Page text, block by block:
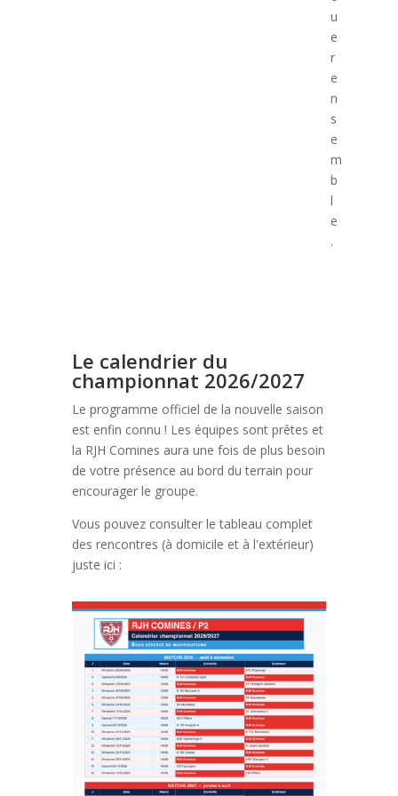
u
e
r
e
n
s
e
m
b
l
e
.
Le calendrier du
championnat 2026/2027
Le programme officiel de la nouvelle saison
est enfin connu ! Les équipes sont prêtes et
la RJH Comines aura une fois de plus besoin
de votre présence au bord du terrain pour
encourager le groupe.
Vous pouvez consulter le tableau complet
des rencontres (à domicile et à l'extérieur)
juste ici :